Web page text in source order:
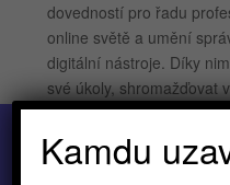
dovedností pro řadu
online světě a umění
digitální nástroje. Díky
své úkoly, shromažďovat
místo, nebo...
Kamdu